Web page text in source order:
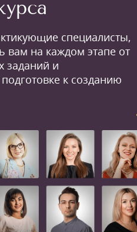
специалисты,
вам на каждом этапе от
заданий и
к созданию